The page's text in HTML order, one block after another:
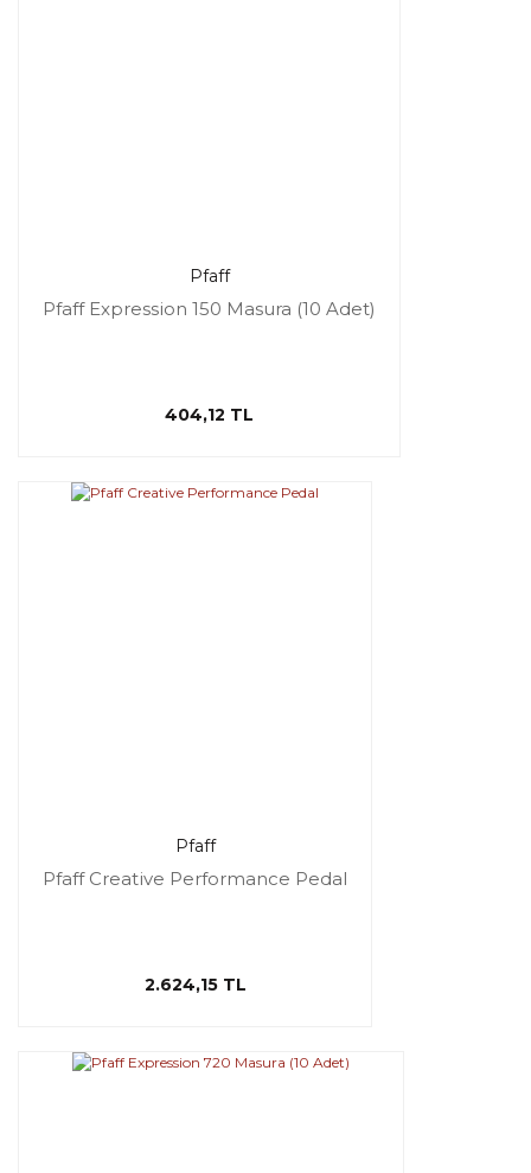
Pfaff
Pfaff Expression 150 Masura (10 Adet)
404,12 TL
Pfaff
Pfaff Creative Performance Pedal
2.624,15 TL